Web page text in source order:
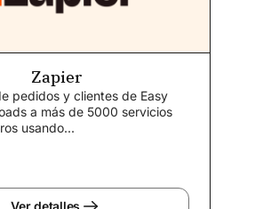
Zapier
pedidos y clientes de Easy
a más de 5000 servicios
usando...
Ver detalles